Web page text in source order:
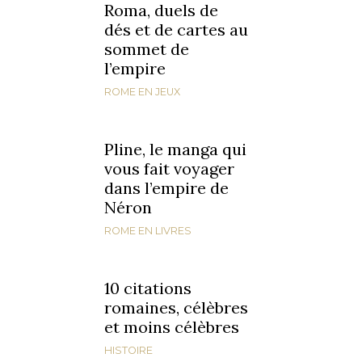
Roma, duels de
dés et de cartes au
sommet de
l’empire
ROME EN JEUX
Pline, le manga qui
vous fait voyager
dans l’empire de
Néron
ROME EN LIVRES
10 citations
romaines, célèbres
et moins célèbres
HISTOIRE